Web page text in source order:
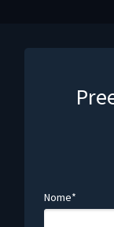
Nome*